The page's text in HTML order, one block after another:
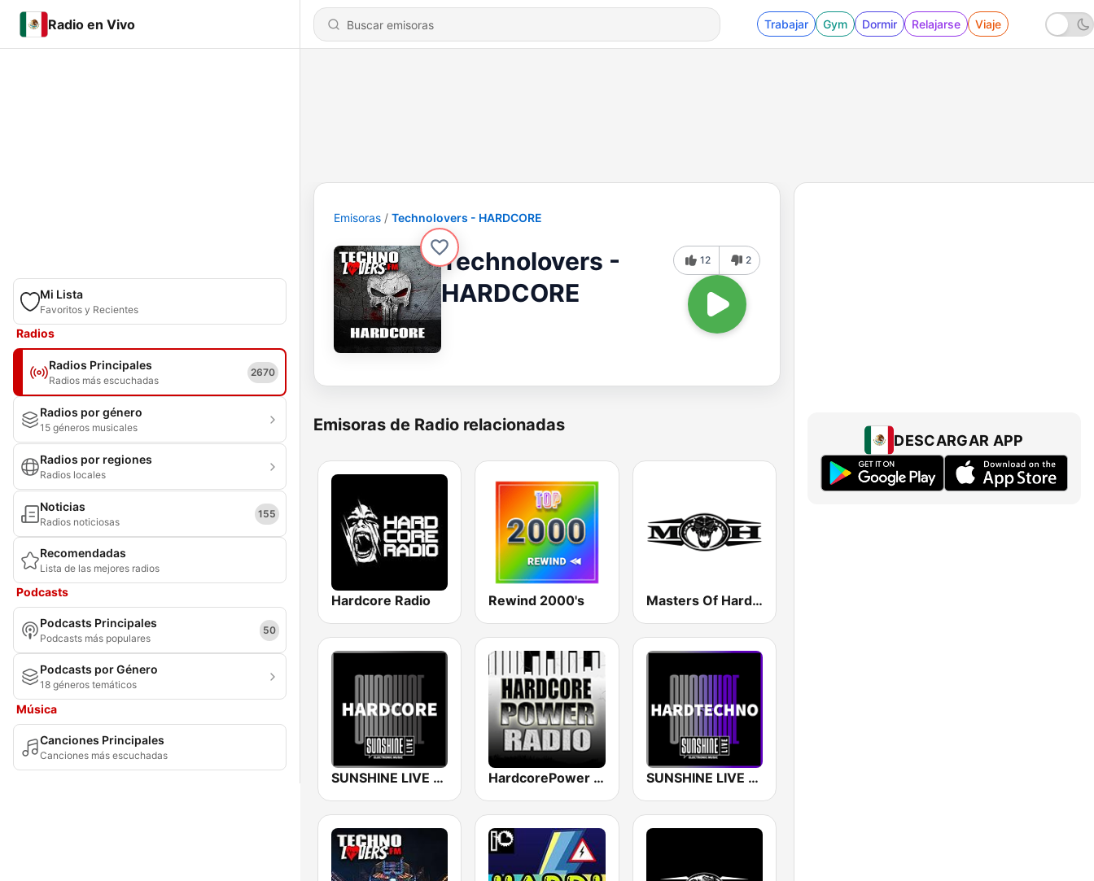
Radio en Vivo Trabajar Gym Dormir Relajarse Viaje
Mi Lista
Favoritos y Recientes
Radios
Radios Principales
Radios más escuchadas
2670
Radios por género
15 géneros musicales
Radios por regiones
Radios locales
Noticias
Radios noticiosas
155
Recomendadas
Lista de las mejores radios
Podcasts
Podcasts Principales
Podcasts más populares
50
Podcasts por Género
18 géneros temáticos
Música
Canciones Principales
Canciones más escuchadas
Emisoras Technolovers - HARDCORE
Technolovers -
HARDCORE
12 2
Emisoras de Radio relacionadas
Hardcore Radio Rewind 2000's Masters Of Hardcore
SUNSHINE LIVE - Hardcore HardcorePower Radio SUNSHINE LIVE - Hardtechno
DESCARGAR APP